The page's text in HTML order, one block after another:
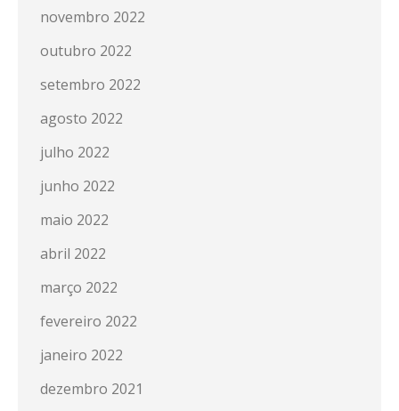
novembro 2022
outubro 2022
setembro 2022
agosto 2022
julho 2022
junho 2022
maio 2022
abril 2022
março 2022
fevereiro 2022
janeiro 2022
dezembro 2021